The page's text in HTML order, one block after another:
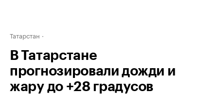
Татарстан
В Татарстане
прогнозировали дожди и
жару до +28 градусов